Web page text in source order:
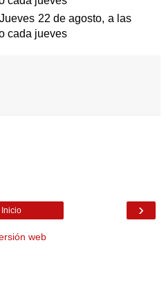
22 de agosto, a las
cada jueves
›
Inicio
web